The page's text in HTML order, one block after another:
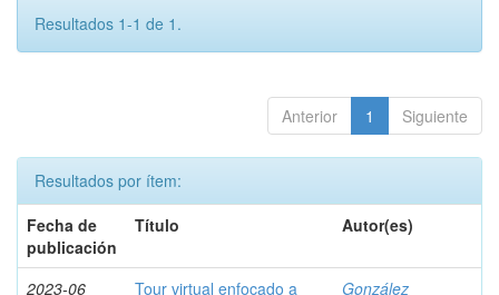
Resultados 1-1 de 1.
Anterior 1 Siguiente
Resultados por ítem:
Fecha de
publicación
Título Autor(es)
2023-06
Tour virtual enfocado a
González